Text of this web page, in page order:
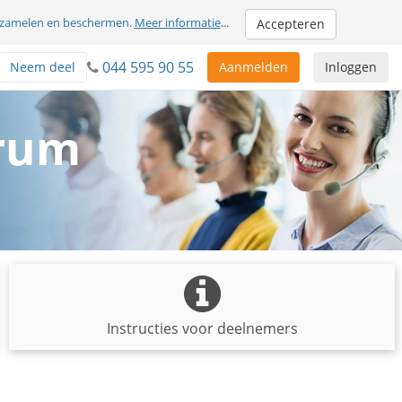
en beschermen. Meer informatie... Accepteren
Inloggen
Aanmelden
044 595 90 55
Neem deel
Instructies voor deelnemers